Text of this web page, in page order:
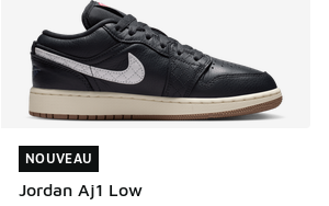
NOUVEAU
Jordan Aj1 Low
NOUVEAU